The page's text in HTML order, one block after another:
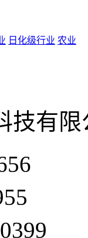
日化级行业 农业
技有限